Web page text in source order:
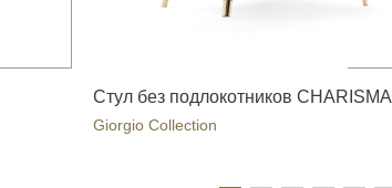
Стул без подлокотников CHARISMA
Giorgio Collection